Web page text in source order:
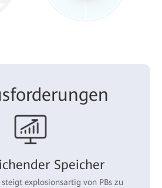
Speicher
explosionsartig von PBs zu